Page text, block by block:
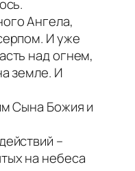
Ангела,
И уже
над огнем,
земле. И
Сына Божия и
–
на небеса